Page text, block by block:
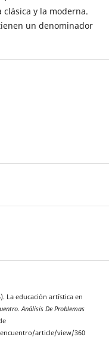
y la moderna.
un denominador
La educación artística en
Análisis De Problemas
article/view/360